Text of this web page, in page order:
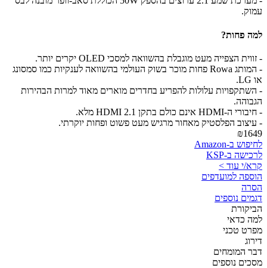
עמוק.
למה פחות?
- זווית הצפייה מעט מוגבלת בהשוואה למסכי OLED יקרים יותר.
- המותג Rowa פחות מוכר בשוק העולמי בהשוואה לענקיות כמו סמסונג
או LG.
- השתקפויות עלולות להפריע בחדרים מוארים מאוד למרות הבהירות
הגבוהה.
- חיבורי ה-HDMI אינם כולם בתקן HDMI 2.1 מלא.
- עיצוב הפלסטיק מאחור מרגיש מעט פשוט ופחות יוקרתי.
₪1649
לחיפוש ב-Amazon
לרכישה ב-KSP
קרא/י עוד >
הוספה למועדפים
הסרה
דגמים נוספים
הביקורת
למה כדאי
מפרט טכני
דירוג
דבר המומחים
מסכים נוספים